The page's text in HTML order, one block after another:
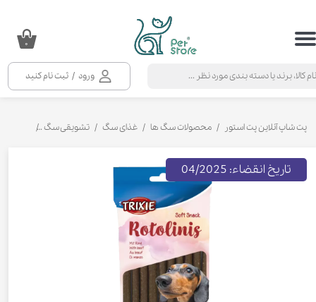
ورود / ثبت نام کنید
حساب کاربری من
خروج از حساب کاربری
۰
پت شاپ آنلاین پت استور محصولات سگ ها غذای سگ تشویقی سگ
تاریخ انقضاء: 04/2025